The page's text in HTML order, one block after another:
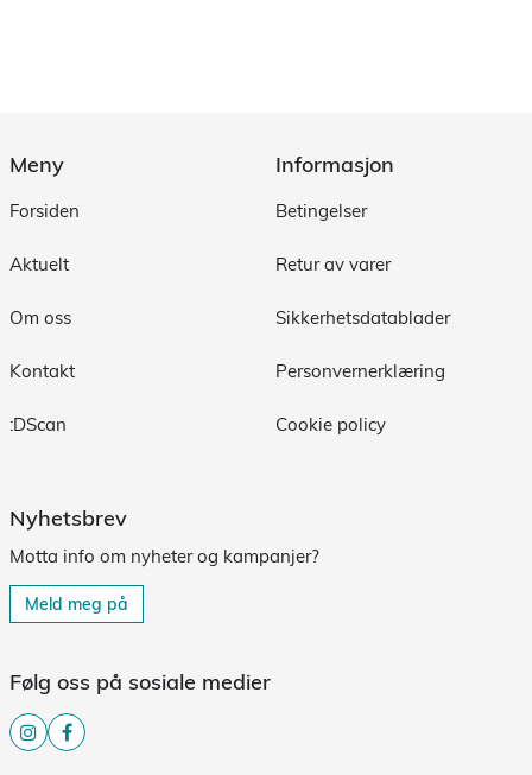
Meny
Forsiden
Aktuelt
Om oss
Kontakt
:DScan
Informasjon
Betingelser
Retur av varer
Sikkerhetsdatablader
Personvernerklæring
Cookie policy
Nyhetsbrev
Motta info om nyheter og kampanjer?
Meld meg på
Følg oss på sosiale medier